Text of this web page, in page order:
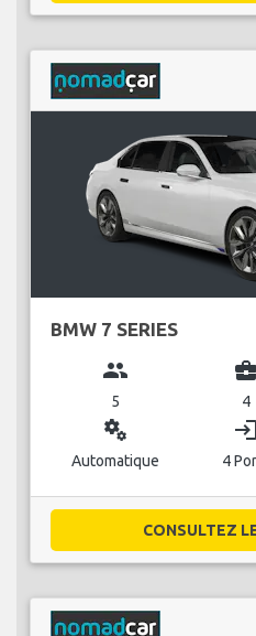
BMW 7 SERIES
group
5
business_center
4
miscellaneous_services
Automatique
login
4
CONSULTEZ